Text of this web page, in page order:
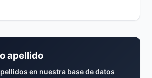
apellido
en nuestra base de datos